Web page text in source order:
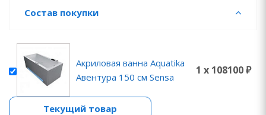
Состав покупки
Акриловая ванна Aquatika
Авентура 150 см Sensa
1 x 108100 ₽
Текущий товар